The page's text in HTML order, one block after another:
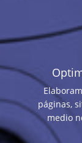
páginas,
medio